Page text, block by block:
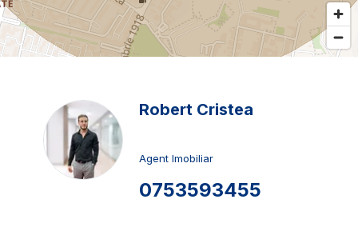
Robert Cristea
Agent Imobiliar
0753593455